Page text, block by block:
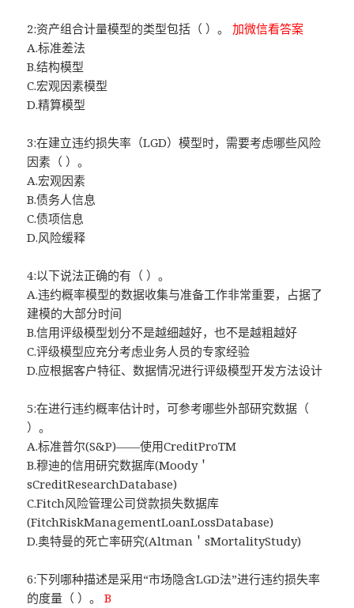
2:资产组合计量模型的类型包括（ ）。加微信看答案
A.标准差法
B.结构模型
C.宏观因素模型
D.精算模型
3:在建立违约损失率（LGD）模型时，需要考虑哪些风险
因素（ ）。
A.宏观因素
B.债务人信息
C.债项信息
D.风险缓释
4:以下说法正确的有（ ）。
A.违约概率模型的数据收集与准备工作非常重要，占据了
建模的大部分时间
B.信用评级模型划分不是越细越好，也不是越粗越好
C.评级模型应充分考虑业务人员的专家经验
D.应根据客户特征、数据情况进行评级模型开发方法设计
5:在进行违约概率估计时，可参考哪些外部研究数据（
）。
A.标准普尔(S&P)——使用CreditProTM
B.穆迪的信用研究数据库(Moody＇
sCreditResearchDatabase)
C.Fitch风险管理公司贷款损失数据库
(FitchRiskManagementLoanLossDatabase)
D.奥特曼的死亡率研究(Altman＇sMortalityStudy)
6:下列哪种描述是采用“市场隐含LGD法”进行违约损失率
的度量（ ）。B